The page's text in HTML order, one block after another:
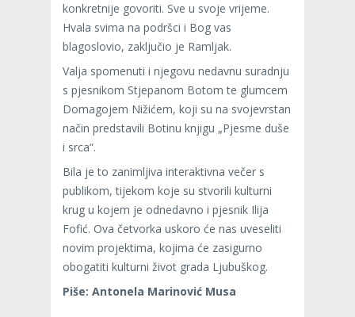
konkretnije govoriti. Sve u svoje vrijeme.
Hvala svima na podršci i Bog vas
blagoslovio, zaključio je Ramljak.
Valja spomenuti i njegovu nedavnu suradnju
s pjesnikom Stjepanom Botom te glumcem
Domagojem Nižićem, koji su na svojevrstan
način predstavili Botinu knjigu „Pjesme duše
i srca“.
Bila je to zanimljiva interaktivna večer s
publikom, tijekom koje su stvorili kulturni
krug u kojem je odnedavno i pjesnik Ilija
Fofić. Ova četvorka uskoro će nas uveseliti
novim projektima, kojima će zasigurno
obogatiti kulturni život grada Ljubuškog.
Piše: Antonela Marinović Musa